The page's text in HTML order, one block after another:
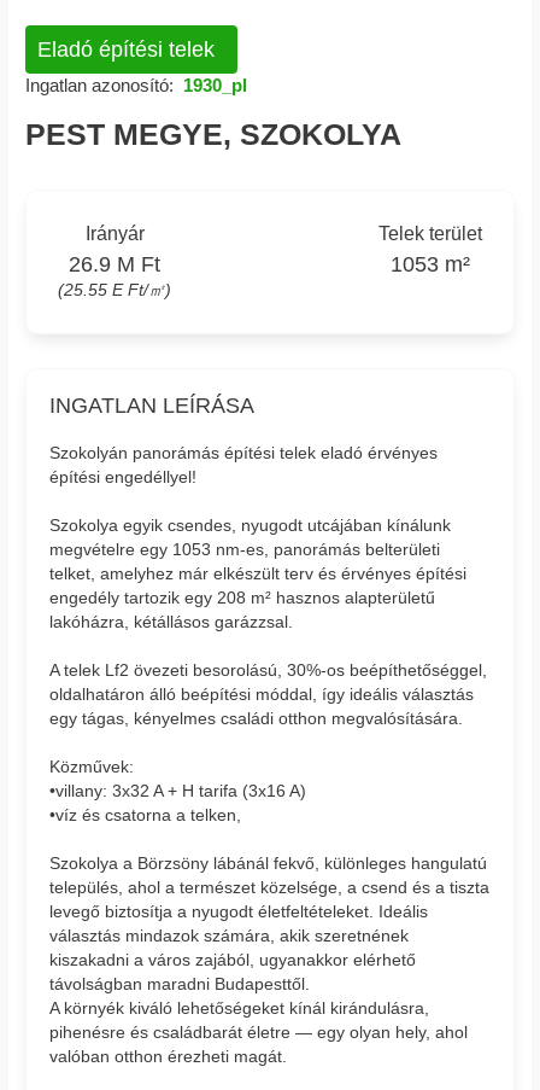
Eladó építési telek
Ingatlan azonosító: 1930_pl
PEST MEGYE, SZOKOLYA
Irányár
26.9 M Ft
(25.55 E Ft/㎡)
Telek terület
1053 m²
INGATLAN LEÍRÁSA
Szokolyán panorámás építési telek eladó érvényes
építési engedéllyel!
Szokolya egyik csendes, nyugodt utcájában kínálunk
megvételre egy 1053 nm-es, panorámás belterületi
telket, amelyhez már elkészült terv és érvényes építési
engedély tartozik egy 208 m² hasznos alapterületű
lakóházra, kétállásos garázzsal.
A telek Lf2 övezeti besorolású, 30%-os beépíthetőséggel,
oldalhatáron álló beépítési móddal, így ideális választás
egy tágas, kényelmes családi otthon megvalósítására.
Közművek:
•villany: 3x32 A + H tarifa (3x16 A)
•víz és csatorna a telken,
Szokolya a Börzsöny lábánál fekvő, különleges hangulatú
település, ahol a természet közelsége, a csend és a tiszta
levegő biztosítja a nyugodt életfeltételeket. Ideális
választás mindazok számára, akik szeretnének
kiszakadni a város zajából, ugyanakkor elérhető
távolságban maradni Budapesttől.
A környék kiváló lehetőségeket kínál kirándulásra,
pihenésre és családbarát életre — egy olyan hely, ahol
valóban otthon érezheti magát.